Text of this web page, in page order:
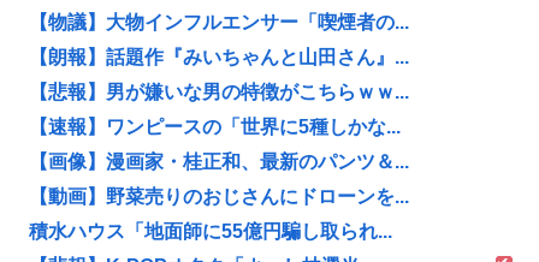
【物議】大物インフルエンサー「喫煙者の...
【朗報】話題作『みいちゃんと山田さん』...
【悲報】男が嫌いな男の特徴がこちらｗｗ...
【速報】ワンピースの「世界に5種しかな...
【画像】漫画家・桂正和、最新のパンツ＆...
【動画】野菜売りのおじさんにドローンを...
積水ハウス「地面師に55億円騙し取られ...